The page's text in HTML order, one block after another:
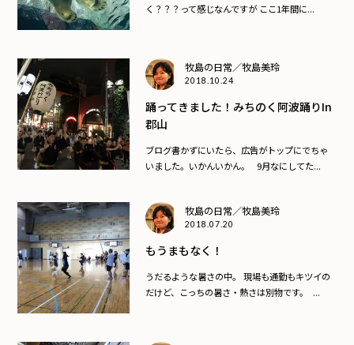
く？？？って感じなんですが ここ1年間に...
牧島の日常／牧島美玲
2018.10.24
踊ってきました！みちのく阿波踊りin
郡山
ブログ書かずにいたら、広告がトップにでちゃ
いました。いかんいかん。 9月なにしてた...
牧島の日常／牧島美玲
2018.07.20
もうまもなく！
うだるような暑さの中。 現場も通勤もキツイの
だけど、こっちの暑さ・熱さは別物です。 ...